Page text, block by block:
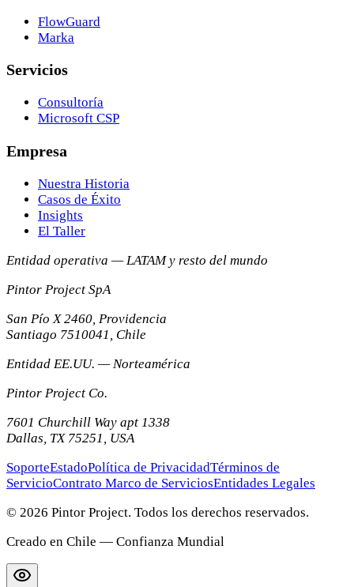
FlowGuard
Marka
Servicios
Consultoría
Microsoft CSP
Empresa
Nuestra Historia
Casos de Éxito
Insights
El Taller
Entidad operativa — LATAM y resto del mundo
Pintor Project SpA
San Pío X 2460, Providencia
Santiago 7510041, Chile
Entidad EE.UU. — Norteamérica
Pintor Project Co.
7601 Churchill Way apt 1338
Dallas, TX 75251, USA
SoporteEstadoPolítica de PrivacidadTérminos de
ServicioContrato Marco de ServiciosEntidades Legales
© 2026 Pintor Project. Todos los derechos reservados.
Creado en Chile — Confianza Mundial